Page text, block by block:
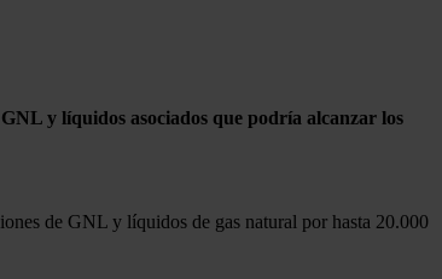
y líquidos asociados que podría alcanzar los
de GNL y líquidos de gas natural por hasta 20.000